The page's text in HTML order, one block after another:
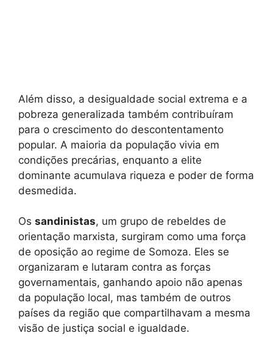
Além disso, a desigualdade social extrema e a
pobreza generalizada também contribuíram
para o crescimento do descontentamento
popular. A maioria da população vivia em
condições precárias, enquanto a elite
dominante acumulava riqueza e poder de forma
desmedida.
Os sandinistas, um grupo de rebeldes de
orientação marxista, surgiram como uma força
de oposição ao regime de Somoza. Eles se
organizaram e lutaram contra as forças
governamentais, ganhando apoio não apenas
da população local, mas também de outros
países da região que compartilhavam a mesma
visão de justiça social e igualdade.